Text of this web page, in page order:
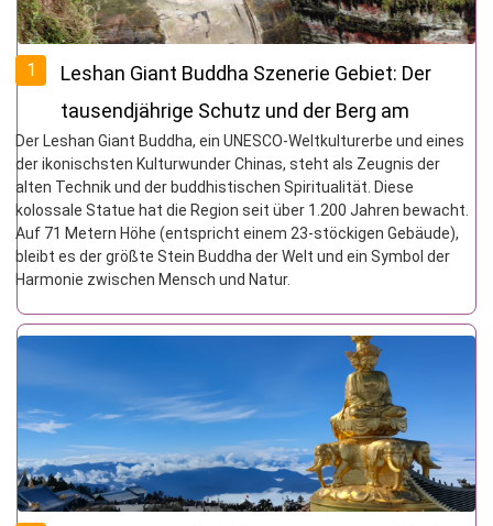
1
Leshan Giant Buddha Szenerie Gebiet: Der
tausendjährige Schutz und der Berg am
Zusammenfluss der drei Flüsse sind eine
Legende eines Buddha
Der Leshan Giant Buddha, ein UNESCO-Weltkulturerbe und eines
der ikonischsten Kulturwunder Chinas, steht als Zeugnis der
alten Technik und der buddhistischen Spiritualität. Diese
kolossale Statue hat die Region seit über 1.200 Jahren bewacht.
Auf 71 Metern Höhe (entspricht einem 23-stöckigen Gebäude),
bleibt es der größte Stein Buddha der Welt und ein Symbol der
Harmonie zwischen Mensch und Natur.